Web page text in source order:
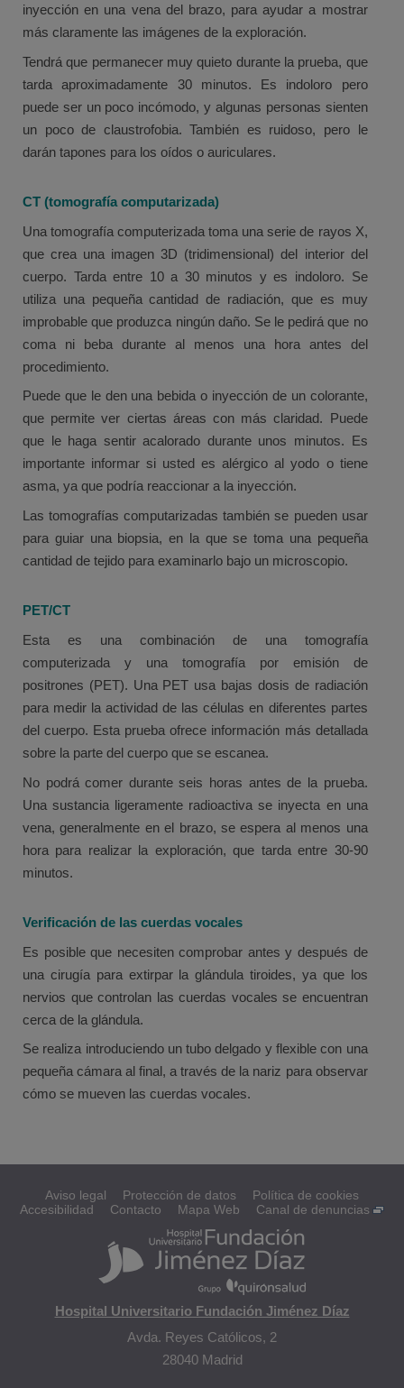
inyección en una vena del brazo, para ayudar a mostrar
más claramente las imágenes de la exploración.
Tendrá que permanecer muy quieto durante la prueba, que
tarda aproximadamente 30 minutos. Es indoloro pero
puede ser un poco incómodo, y algunas personas sienten
un poco de claustrofobia. También es ruidoso, pero le
darán tapones para los oídos o auriculares.
CT (tomografía computarizada)
Una tomografía computerizada toma una serie de rayos X,
que crea una imagen 3D (tridimensional) del interior del
cuerpo. Tarda entre 10 a 30 minutos y es indoloro. Se
utiliza una pequeña cantidad de radiación, que es muy
improbable que produzca ningún daño. Se le pedirá que no
coma ni beba durante al menos una hora antes del
procedimiento.
Puede que le den una bebida o inyección de un colorante,
que permite ver ciertas áreas con más claridad. Puede
que le haga sentir acalorado durante unos minutos. Es
importante informar si usted es alérgico al yodo o tiene
asma, ya que podría reaccionar a la inyección.
Las tomografías computarizadas también se pueden usar
para guiar una biopsia, en la que se toma una pequeña
cantidad de tejido para examinarlo bajo un microscopio.
PET/CT
Esta es una combinación de una tomografía
computerizada y una tomografía por emisión de
positrones (PET). Una PET usa bajas dosis de radiación
para medir la actividad de las células en diferentes partes
del cuerpo. Esta prueba ofrece información más detallada
sobre la parte del cuerpo que se escanea.
No podrá comer durante seis horas antes de la prueba.
Una sustancia ligeramente radioactiva se inyecta en una
vena, generalmente en el brazo, se espera al menos una
hora para realizar la exploración, que tarda entre 30-90
minutos.
Verificación de las cuerdas vocales
Es posible que necesiten comprobar antes y después de
una cirugía para extirpar la glándula tiroides, ya que los
nervios que controlan las cuerdas vocales se encuentran
cerca de la glándula.
Se realiza introduciendo un tubo delgado y flexible con una
pequeña cámara al final, a través de la nariz para observar
cómo se mueven las cuerdas vocales.
Aviso legal Protección de datos
Política de cookies
Accesibilidad
Contacto Mapa Web Canal de denuncias
Hospital Universitario Fundación Jiménez Díaz
Avda. Reyes Católicos, 2
28040 Madrid